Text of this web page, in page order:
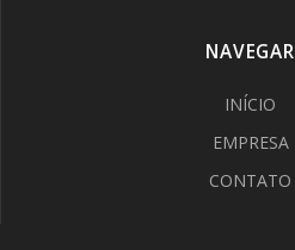
NAVEGAR
INÍCIO
EMPRESA
CONTATO